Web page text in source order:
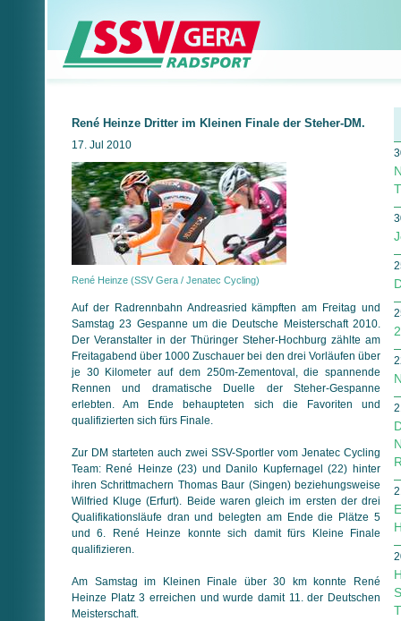
René Heinze Dritter im Kleinen Finale der Steher-DM.
17. Jul 2010
René Heinze (SSV Gera / Jenatec Cycling)
Auf der Radrennbahn Andreasried kämpften am Freitag und
Samstag 23 Gespanne um die Deutsche Meisterschaft 2010.
Der Veranstalter in der Thüringer Steher-Hochburg zählte am
Freitagabend über 1000 Zuschauer bei den drei Vorläufen über
je 30 Kilometer auf dem 250m-Zementoval, die spannende
Rennen und dramatische Duelle der Steher-Gespanne
erlebten. Am Ende behaupteten sich die Favoriten und
qualifizierten sich fürs Finale.
Zur DM starteten auch zwei SSV-Sportler vom Jenatec Cycling
Team: René Heinze (23) und Danilo Kupfernagel (22) hinter
ihren Schrittmachern Thomas Baur (Singen) beziehungsweise
Wilfried Kluge (Erfurt). Beide waren gleich im ersten der drei
Qualifikationsläufe dran und belegten am Ende die Plätze 5
und 6. René Heinze konnte sich damit fürs Kleine Finale
qualifizieren.
Am Samstag im Kleinen Finale über 30 km konnte René
Heinze Platz 3 erreichen und wurde damit 11. der Deutschen
Meisterschaft.